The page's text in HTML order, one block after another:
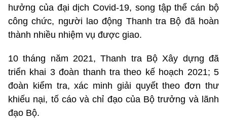
hưởng của đại dịch Covid-19, song tập thể cán bộ
công chức, người lao động Thanh tra Bộ đã hoàn
thành nhiều nhiệm vụ được giao.
10 tháng năm 2021, Thanh tra Bộ Xây dựng đã
triển khai 3 đoàn thanh tra theo kế hoạch 2021; 5
đoàn kiểm tra, xác minh giải quyết theo đơn thư
khiếu nại, tố cáo và chỉ đạo của Bộ trưởng và lãnh
đạo Bộ.